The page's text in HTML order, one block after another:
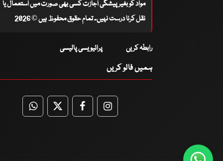
مواد کو بغیر پیشگی اجازت کسی بھی صورت میں استعمال یا
نقل کرنا درست نہیں۔ تمام حقوق محفوظ ہیں © 2026
رابطہ کریں پرائیویسی پالیسی
ہمیں فالو کریں
WhatsApp
TwitterFacebookFacebook